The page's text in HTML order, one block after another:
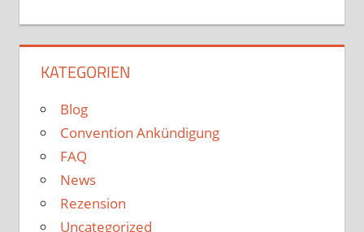
KATEGORIEN
Blog
Convention Ankündigung
FAQ
News
Rezension
Uncategorized